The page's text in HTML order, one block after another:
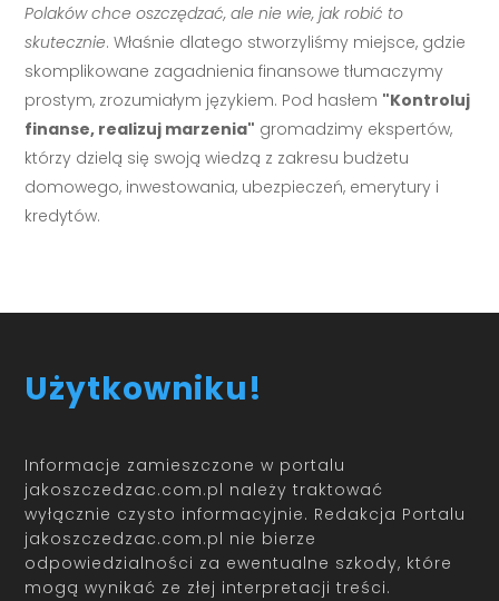
Polaków chce oszczędzać, ale nie wie, jak robić to
skutecznie. Właśnie dlatego stworzyliśmy miejsce, gdzie
skomplikowane zagadnienia finansowe tłumaczymy
prostym, zrozumiałym językiem. Pod hasłem "Kontroluj
finanse, realizuj marzenia" gromadzimy ekspertów,
którzy dzielą się swoją wiedzą z zakresu budżetu
domowego, inwestowania, ubezpieczeń, emerytury i
kredytów.
Użytkowniku!
Informacje zamieszczone w portalu
jakoszczedzac.com.pl należy traktować
wyłącznie czysto informacyjnie. Redakcja Portalu
jakoszczedzac.com.pl nie bierze
odpowiedzialności za ewentualne szkody, które
mogą wynikać ze złej interpretacji treści.